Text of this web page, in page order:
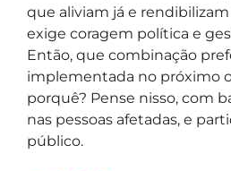
que aliviam já e
exige coragem política e
Então, que combinação
implementada no próximo
porquê? Pense nisso, com
nas pessoas afetadas, e
público.